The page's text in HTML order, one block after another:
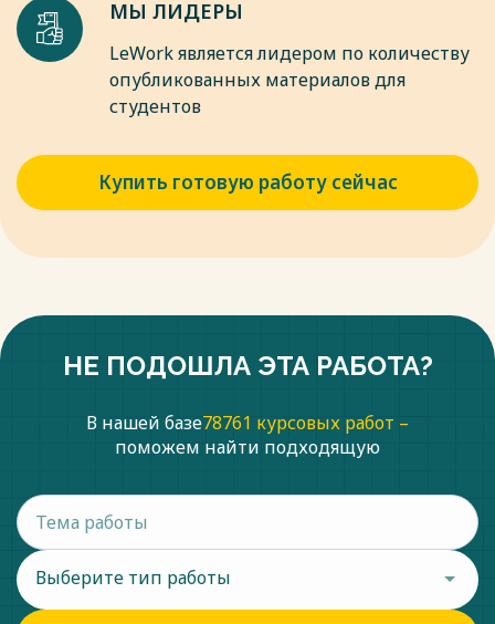
МЫ ЛИДЕРЫ
LeWork является лидером по количеству
опубликованных материалов для
студентов
Купить готовую работу сейчас
НЕ ПОДОШЛА ЭТА РАБОТА?
В нашей базе78761 курсовых работ –
поможем найти подходящую
Выберите тип работы